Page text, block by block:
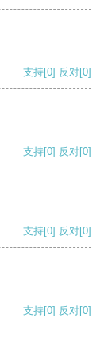
支持[0] 反对[0]
支持[0] 反对[0]
支持[0] 反对[0]
支持[0] 反对[0]